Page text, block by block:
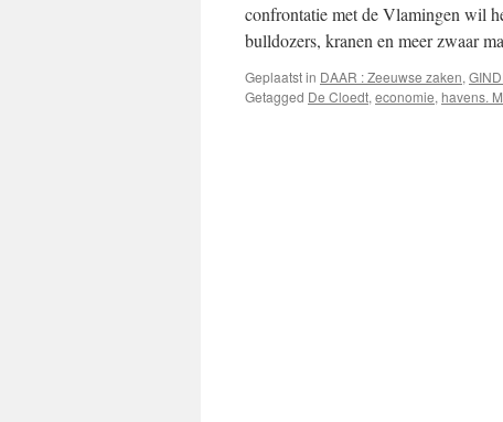
confrontatie met de Vlamingen wil
bulldozers, kranen en meer zwaar
Geplaatst in DAAR : Zeeuwse zaken,
Getagged De Cloedt, economie, havens.